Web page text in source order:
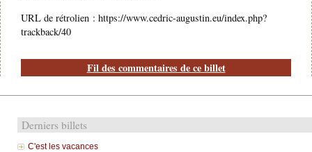
URL de rétrolien : https://www.cedric-augustin.eu/index.php?
trackback/40
Fil des commentaires de ce billet
Derniers billets
C'est les vacances